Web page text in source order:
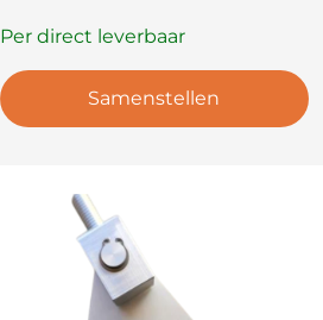
Per direct leverbaar
Samenstellen